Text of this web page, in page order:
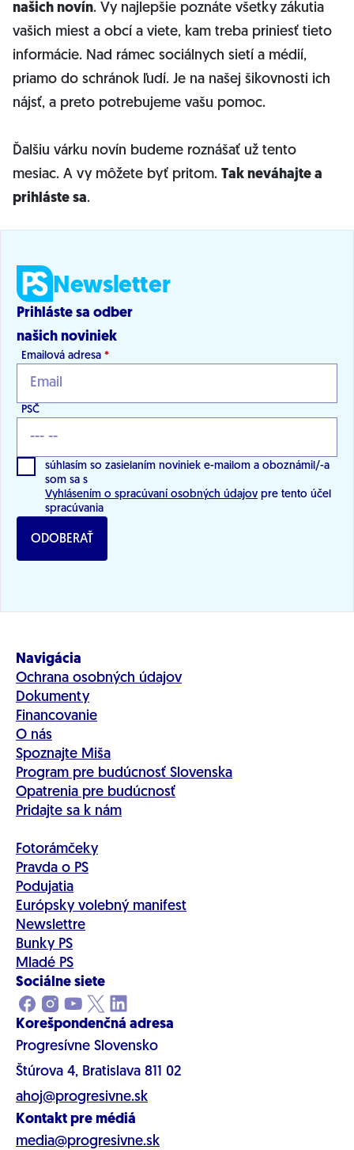
našich novín. Vy najlepšie poznáte všetky zákutia
vašich miest a obcí a viete, kam treba priniesť tieto
informácie. Nad rámec sociálnych sietí a médií,
priamo do schránok ľudí. Je na našej šikovnosti ich
nájsť, a preto potrebujeme vašu pomoc.
Ďalšiu várku novín budeme roznášať už tento
mesiac. A vy môžete byť pritom. Tak neváhajte a
prihláste sa.
Newsletter
Prihláste sa odber
našich noviniek
Emailová adresa *
PSČ
súhlasím so zasielaním noviniek e-mailom a oboznámil/-a
som sa s
Vyhlásením o spracúvaní osobných údajov pre tento účel
spracúvania
ODOBERAŤ
Navigácia
Ochrana osobných údajov
Dokumenty
Financovanie
O nás
Spoznajte Miša
Program pre budúcnosť Slovenska
Opatrenia pre budúcnosť
Pridajte sa k nám
Fotorámčeky
Pravda o PS
Podujatia
Európsky volebný manifest
Newslettre
Bunky PS
Mladé PS
Sociálne siete
Korešpondenčná adresa
Progresívne Slovensko
Štúrova 4, Bratislava 811 02
ahoj@progresivne.sk
Kontakt pre médiá
media@progresivne.sk